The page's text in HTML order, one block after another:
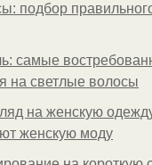
подбор
самые
на светлые волосы
на женскую
женскую моду